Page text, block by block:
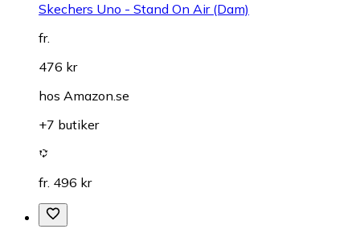
Skechers Uno - Stand On Air (Dam)
fr.
476 kr
hos Amazon.se
+7 butiker
fr. 496 kr